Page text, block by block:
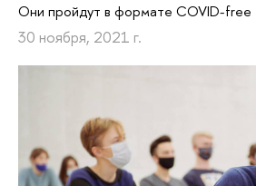
Они пройдут в формате COVID-free
30 ноября, 2021 г.